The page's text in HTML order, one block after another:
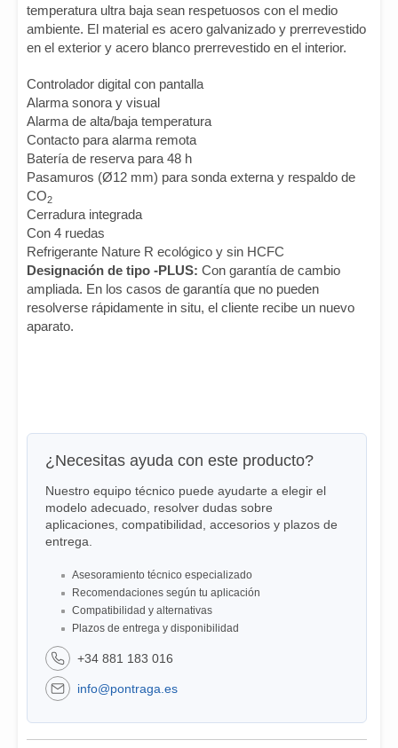
temperatura ultra baja sean respetuosos con el medio
ambiente. El material es acero galvanizado y prerrevestido
en el exterior y acero blanco prerrevestido en el interior.
Controlador digital con pantalla
Alarma sonora y visual
Alarma de alta/baja temperatura
Contacto para alarma remota
Batería de reserva para 48 h
Pasamuros (Ø12 mm) para sonda externa y respaldo de
CO2
Cerradura integrada
Con 4 ruedas
Refrigerante Nature R ecológico y sin HCFC
Designación de tipo -PLUS: Con garantía de cambio
ampliada. En los casos de garantía que no pueden
resolverse rápidamente in situ, el cliente recibe un nuevo
aparato.
¿Necesitas ayuda con este producto?
Nuestro equipo técnico puede ayudarte a elegir el
modelo adecuado, resolver dudas sobre
aplicaciones, compatibilidad, accesorios y plazos de
entrega.
Asesoramiento técnico especializado
Recomendaciones según tu aplicación
Compatibilidad y alternativas
Plazos de entrega y disponibilidad
+34 881 183 016
info@pontraga.es